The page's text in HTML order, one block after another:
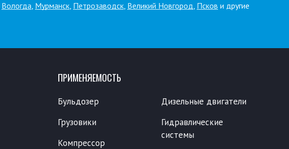
Вологда, Мурманск, Петрозаводск, Великий Новгород, Псков и другие
ПРИМЕНЯЕМОСТЬ
Бульдозер
Грузовики
Компрессор
Дизельные двигатели
Гидравлические
системы